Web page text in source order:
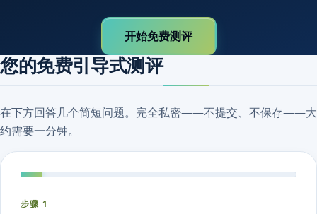
开始免费测评
您的免费引导式测评
在下方回答几个简短问题。完全私密——不提交、不保存——大
约需要一分钟。
步骤 1